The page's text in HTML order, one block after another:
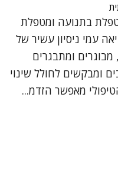
בתנועה ומטפלת
עמי ניסיון עשיר של
מבוגרים ומתבגרים
ומבקשים לחולל שינוי
מאפשר הזדמ...